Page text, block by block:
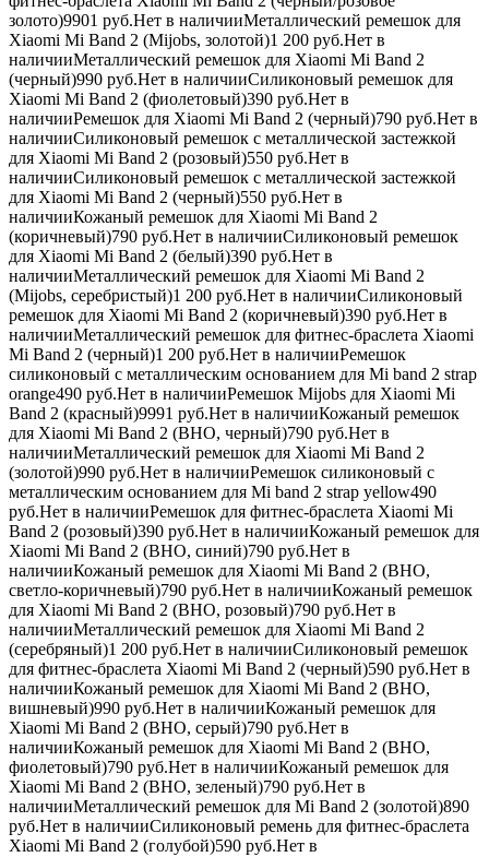
золото)9901 руб.Нет в наличииМеталлический ремешок для
Xiaomi Mi Band 2 (Mijobs, золотой)1 200 руб.Нет в
наличииМеталлический ремешок для Xiaomi Mi Band 2
(черный)990 руб.Нет в наличииСиликоновый ремешок для
Xiaomi Mi Band 2 (фиолетовый)390 руб.Нет в
наличииРемешок для Xiaomi Mi Band 2 (черный)790 руб.Нет в
наличииСиликоновый ремешок с металлической застежкой
для Xiaomi Mi Band 2 (розовый)550 руб.Нет в
наличииСиликоновый ремешок с металлической застежкой
для Xiaomi Mi Band 2 (черный)550 руб.Нет в
наличииКожаный ремешок для Xiaomi Mi Band 2
(коричневый)790 руб.Нет в наличииСиликоновый ремешок
для Xiaomi Mi Band 2 (белый)390 руб.Нет в
наличииМеталлический ремешок для Xiaomi Mi Band 2
(Mijobs, серебристый)1 200 руб.Нет в наличииСиликоновый
ремешок для Xiaomi Mi Band 2 (коричневый)390 руб.Нет в
наличииМеталлический ремешок для фитнес-браслета Xiaomi
Mi Band 2 (черный)1 200 руб.Нет в наличииРемешок
силиконовый с металлическим основанием для Mi band 2 strap
orange490 руб.Нет в наличииРемешок Mijobs для Xiaomi Mi
Band 2 (красный)9991 руб.Нет в наличииКожаный ремешок
для Xiaomi Mi Band 2 (BHO, черный)790 руб.Нет в
наличииМеталлический ремешок для Xiaomi Mi Band 2
(золотой)990 руб.Нет в наличииРемешок силиконовый с
металлическим основанием для Mi band 2 strap yellow490
руб.Нет в наличииРемешок для фитнес-браслета Xiaomi Mi
Band 2 (розовый)390 руб.Нет в наличииКожаный ремешок для
Xiaomi Mi Band 2 (BHO, синий)790 руб.Нет в
наличииКожаный ремешок для Xiaomi Mi Band 2 (BHO,
светло-коричневый)790 руб.Нет в наличииКожаный ремешок
для Xiaomi Mi Band 2 (BHO, розовый)790 руб.Нет в
наличииМеталлический ремешок для Xiaomi Mi Band 2
(серебряный)1 200 руб.Нет в наличииСиликоновый ремешок
для фитнес-браслета Xiaomi Mi Band 2 (черный)590 руб.Нет в
наличииКожаный ремешок для Xiaomi Mi Band 2 (BHO,
вишневый)990 руб.Нет в наличииКожаный ремешок для
Xiaomi Mi Band 2 (BHO, серый)790 руб.Нет в
наличииКожаный ремешок для Xiaomi Mi Band 2 (BHO,
фиолетовый)790 руб.Нет в наличииКожаный ремешок для
Xiaomi Mi Band 2 (BHO, зеленый)790 руб.Нет в
наличииМеталлический ремешок для Mi Band 2 (золотой)890
руб.Нет в наличииСиликоновый ремень для фитнес-браслета
Xiaomi Mi Band 2 (голубой)590 руб.Нет в